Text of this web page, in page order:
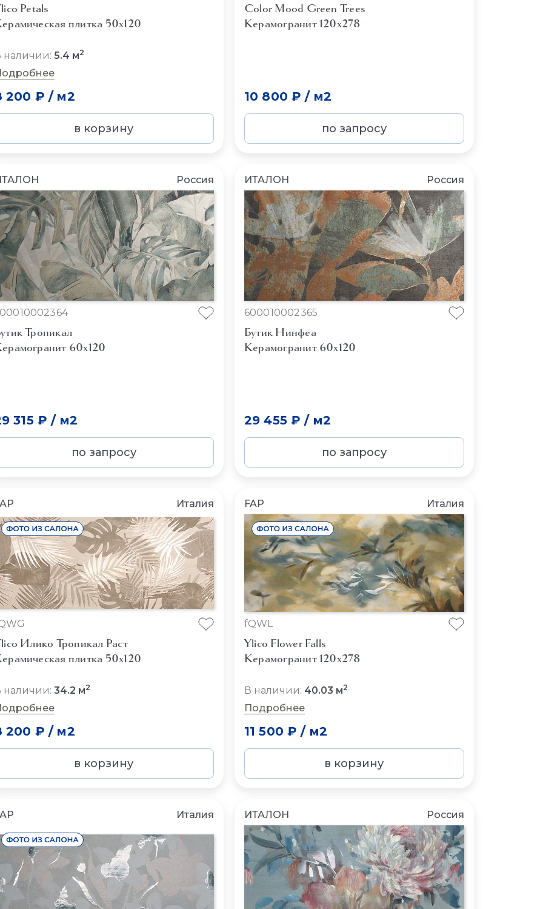
Petals
плитка 50x120
наличии: 5.4 м2
200 ₽ / м2
в корзину
Color Mood Green Trees
Керамогранит 120x278
10 800 ₽ / м2
по запросу
Россия
Тропикал
60x120
315 ₽ / м2
по запросу
ИТАЛОН Россия
600010002365
Бутик Нинфеа
Керамогранит 60x120
29 455 ₽ / м2
по запросу
Италия
Илико Тропикал Раст
плитка 50x120
наличии: 34.2 м2
200 ₽ / м2
в корзину
FAP Италия
fQWL
Ylico Flower Falls
Керамогранит 120x278
В наличии: 40.03 м2
Подробнее
11 500 ₽ / м2
в корзину
Италия ИТАЛОН Россия